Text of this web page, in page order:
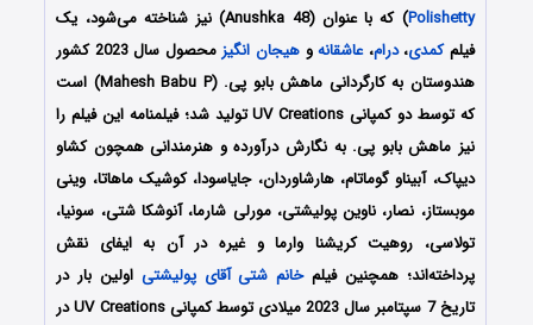
Polishetty) که با عنوان (Anushka 48) نیز شناخته می‌شود، یک
فیلمکمدی،درام،عاشقانهو هیجان انگیز
محصول سال 2023 کشور
هندوستان به کارگردانی ماهش بابو پی. (Mahesh Babu P) است
که توسط دو کمپانی‌ UV Creations تولید شد؛ فیلمنامه این فیلم را
نیز ماهش بابو پی. به نگارش درآورده و هنرمندانی همچون کشاو
دیپاک، آبیناو گوماتام، هارشاوردان، جایاسودا، کوشیک ماهاتا، وینی
موبستاز، نصار، ناوین پولیشتی، مورلی شارما، آنوشکا شتی، سونیا،
تولاسی، روهیت کریشنا وارما و غیره در آن به ایفای نقش
پرداخته‌اند؛ همچنین فیلمخانم شتی آقای پولیشتی اولین بار در
تاریخ 7 سپتامبر سال 2023 میلادی توسط کمپانی‌ UV Creations در